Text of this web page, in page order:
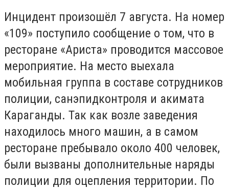
Инцидент произошёл 7 августа. На номер
«109» поступило сообщение о том, что в
ресторане «Ариста» проводится массовое
мероприятие. На место выехала
мобильная группа в составе сотрудников
полиции, санэпидконтроля и акимата
Караганды. Так как возле заведения
находилось много машин, а в самом
ресторане пребывало около 400 человек,
были вызваны дополнительные наряды
полиции для оцепления территории. По